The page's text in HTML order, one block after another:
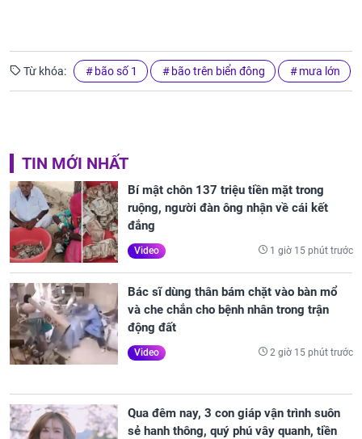
Từ khóa: bão số 1 bão trên biển đông mưa lớn
TIN MỚI NHẤT
Bí mật chôn 137 triệu tiền mặt trong
ruộng, người đàn ông nhận về cái kết
đắng
Video 1 giờ 15 phút trước
Bác sĩ dùng thân bám chặt vào bàn mổ
và che chắn cho bệnh nhân trong trận
động đất
Video 2 giờ 15 phút trước
Qua đêm nay, 3 con giáp vận trình suôn
sẻ hanh thông, quý phú vây quanh, tiền